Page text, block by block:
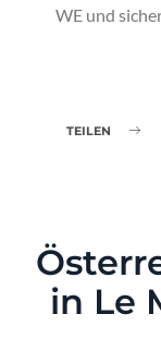
WE und
TEILEN
in Le